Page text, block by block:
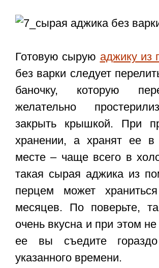
Готовую сырую аджику из
без варки следует
баночку, которую
желательно
закрыть крышкой. При
хранении, а хранят ее в
месте – чаще всего в
такая сырая аджика из
перцем может
месяцев. По поверьте,
очень вкусна и при этом
ее вы съедите
указанного времени.